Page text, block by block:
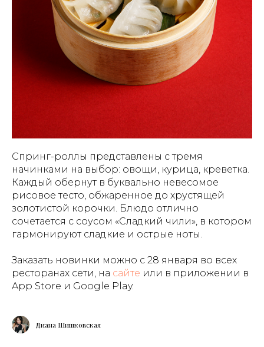
Спринг-роллы представлены с тремя
начинками на выбор: овощи, курица, креветка.
Каждый обернут в буквально невесомое
рисовое тесто, обжаренное до хрустящей
золотистой корочки. Блюдо отлично
сочетается с соусом «Сладкий чили», в котором
гармонируют сладкие и острые ноты.
Заказать новинки можно с 28 января во всех
ресторанах сети, на сайте или в приложении в
App Store и Google Play.
Диана Шишковская